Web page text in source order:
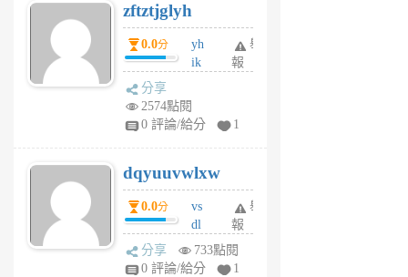
月
前
zftztjglyh
0.0分
yh
ik
tu
6
個
月
前
舉
報
分享
2574點閱
0 評論/給分
1
dqyuuvwlxw
0.0分
vs
dl
sq
fy
舉
報
分享
733點閱
0 評論/給分
1